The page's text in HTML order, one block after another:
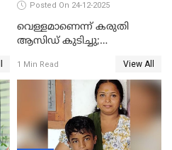
Posted On 24-12-2025
വെള്ളമാണെന്ന് കരുതി
ആസിഡ് കുടിച്ചു;
മരിച്ചു
1 Min Read View All